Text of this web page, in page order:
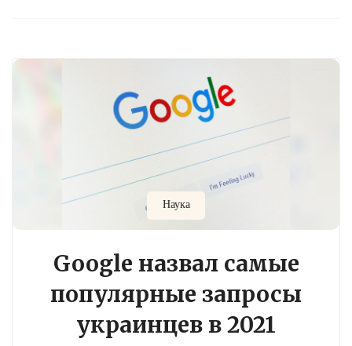
Наука
Google назвал самые
популярные запросы
украинцев в 2021